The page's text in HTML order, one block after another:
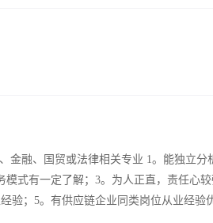
金融、国贸或法律相关专业 1。能独立
模式有一定了解；3。为人正直，责任心
验；5。有供应链企业同类岗位从业经验